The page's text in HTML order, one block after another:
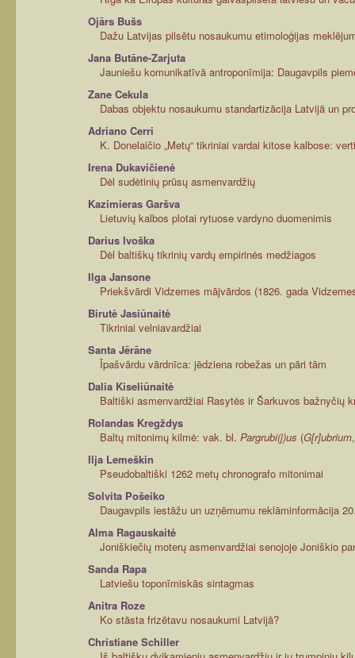
Ojārs Bušs
Dažu Latvijas pilsētu nosaukumu etimoloģijas
Jana Butāne-Zarjuta
Jauniešu komunikatīvā antroponīmija: Daugavpils
Zane Cekula
Dabas objektu nosaukumu standartizācija Latvijā un
Adriano Cerri
K. Donelaičio „Metų“ tikriniai vardai kitose kalbose:
Irena Dukavičienė
Dėl sudėtinių prūsų asmenvardžių
Kazimieras Garšva
Lietuvių kalbos plotai rytuose vardyno duomenimis
Darius Ivoška
Dėl baltiškų tikrinių vardų empirinės medžiagos
Ilga Jansone
Priekšvārdi Vidzemes mājvārdos (1826. gada
Birutė Jasiūnaitė
Tikriniai velniavardžiai
Santa Jērāne
Īpašvārdu vārdnīca: jēdziena robežas un pāri tām
Dalia Kiseliūnaitė
Baltiški asmenvardžiai Rasytės ir Šarkuvos bažnyčių
Rolandas Kregždys
Baltų mitonimų kilmė: vak. bl. Pargrubi(j)us (G[r]ubrium
Ilja Lemeškin
Pseudobaltiški 1262 metų chronografo mitonimai
Solvita Pošeiko
Daugavpils iestāžu un uzņēmumu reklāminformācija
Alma Ragauskaitė
Joniškiečių moterų asmenvardžiai senojoje Joniškio
Sanda Rapa
Latviešu toponīmiskās sintagmas
Anitra Roze
Ko stāsta frizētavu nosaukumi Latvijā?
Christiane Schiller